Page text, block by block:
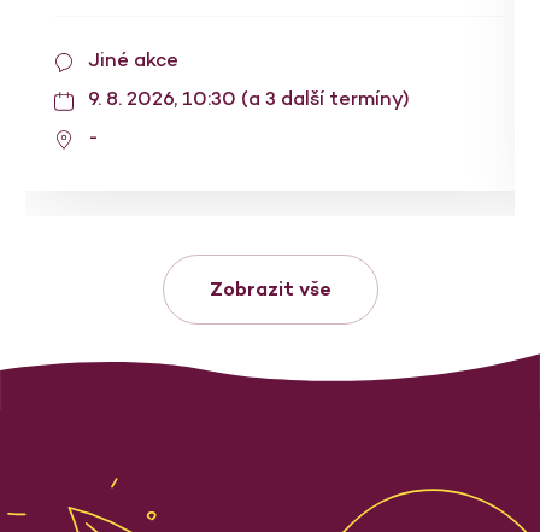
Jiné akce
9. 8. 2026, 10:30 (a 3 další termíny)
-
Zobrazit vše